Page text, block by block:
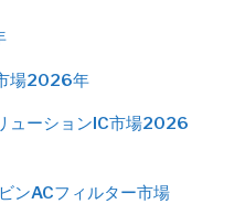
場2026年
ューションIC市場2026
ンACフィルター市場